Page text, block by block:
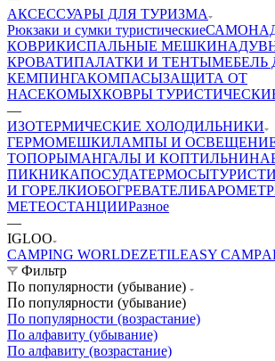
АКСЕССУАРЫ ДЛЯ ТУРИЗМА
Рюкзаки и сумки туристические
КОВРИКИСПАЛЬНЫЕ МЕШКИ
КРОВАТИПАЛАТКИ И ТЕНТЫМЕБЕЛЬ
КЕМПИНГАКОМПАСЫЗАЩИТА ОТ
НАСЕКОМЫХКОВРЫ
—
ИЗОТЕРМИЧЕСКИЕ ХОЛОДИЛЬНИКИ
ГЕРМОМЕШКИЛАМПЫ И
ТОПОРЫМАНГАЛЫ И КОПТИЛЬНИ
ПИКНИКАПОСУДАТЕРМОСЫ
И ГОРЕЛКИОБОГРЕВАТЕЛИ
МЕТЕОСТАНЦИИРазное
—
IGLOO
CAMPING WORLDEZETILEASY CAMP
Фильтр
По популярности (убывание)
По популярности (убывание)
По популярности (возрастание)
По алфавиту (убывание)
По алфавиту (возрастание)